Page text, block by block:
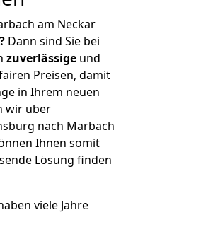
am Neckar
Dann sind Sie bei
zuverlässige und
Preisen, damit
in Ihrem neuen
wir über
nach Marbach
Ihnen somit
Lösung finden
viele Jahre